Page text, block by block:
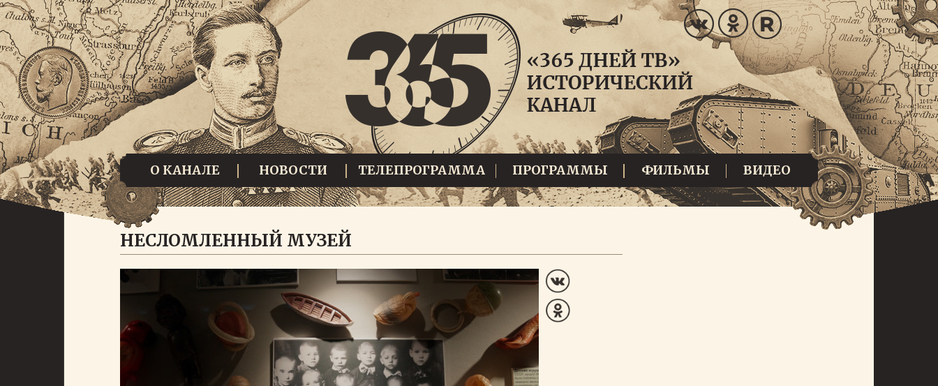
О КАНАЛЕ НОВОСТИ ТЕЛЕПРОГРАММА ПРОГРАММЫ ФИЛЬМЫ ВИДЕО
НЕСЛОМЛЕННЫЙ МУЗЕЙ